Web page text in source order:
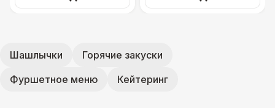
Шашлычки
Горячие закуски
Фуршетное меню
Кейтеринг